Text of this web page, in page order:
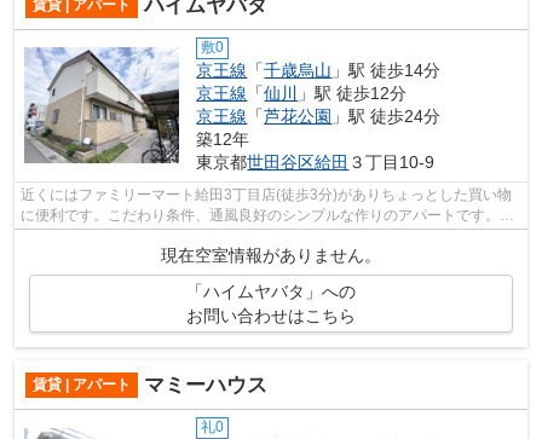
賃貸 | アパート ハイムヤバタ
敷0
京王線 「千歳烏山 」駅 徒歩14分
京王線 「仙川
」駅 徒歩12分
京王線 「芦花公園 」駅 徒歩24分
築12年
東京都世田谷区給田 ３丁目10-9
近くにはファミリーマート給田3丁目店(徒歩3分)がありちょっとした買い物
に便利です。こだわり条件、通風良好のシンプルな作りのアパートです。気
分が落ちた時には換気でリフレッシュ...
現在空室情報がありません。
「ハイムヤバタ」への
お問い合わせはこちら
賃貸 | アパート マミーハウス
礼0